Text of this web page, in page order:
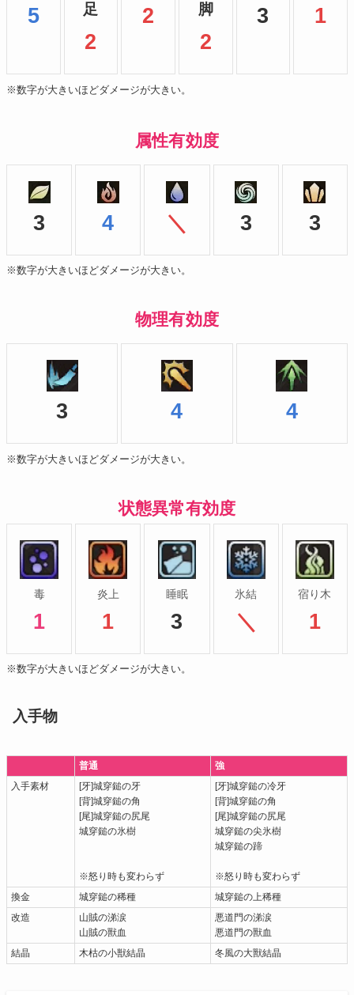
5
足
2
2
脚
2
3 1
※数字が大きいほどダメージが大きい。
属性有効度
3 4 ＼ 3 3
※数字が大きいほどダメージが大きい。
物理有効度
3 4 4
※数字が大きいほどダメージが大きい。
状態異常有効度
毒
1
炎上
1
睡眠
3
氷結
＼
宿り木
1
※数字が大きいほどダメージが大きい。
入手物
普通
強
入手素材
[牙]城穿鎚の牙
[背]城穿鎚の角
[尾]城穿鎚の尻尾
城穿鎚の氷樹
※怒り時も変わらず
[牙]城穿鎚の冷牙
[背]城穿鎚の角
[尾]城穿鎚の尻尾
城穿鎚の尖氷樹
城穿鎚の蹄
※怒り時も変わらず
換金
城穿鎚の稀種
城穿鎚の上稀種
改造
山賊の涕涙
山賊の獸血
悪道門の涕涙
悪道門の獸血
結晶
木枯の小獣結晶 冬風の大獸結晶